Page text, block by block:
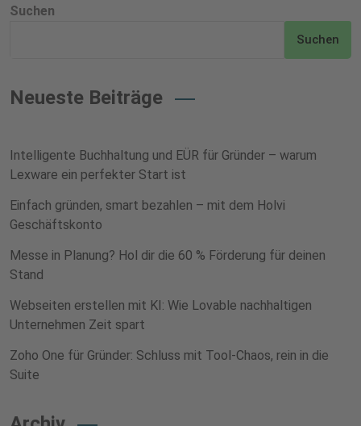
Suchen
Suchen
Neueste Beiträge
Intelligente Buchhaltung und EÜR für Gründer – warum
Lexware ein perfekter Start ist
Einfach gründen, smart bezahlen – mit dem Holvi
Geschäftskonto
Messe in Planung? Hol dir die 60 % Förderung für deinen
Stand
Webseiten erstellen mit KI: Wie Lovable nachhaltigen
Unternehmen Zeit spart
Zoho One für Gründer: Schluss mit Tool-Chaos, rein in die
Suite